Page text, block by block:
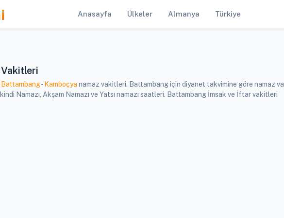
Anasayfa Ülkeler Almanya Türkiye
Battambang- Kamboçya namaz vakitleri. Battambang için diyanet takvimine göre namaz
Namazı, Akşam Namazı ve Yatsı namazı saatleri. Battambang İmsak ve İftar vakitleri